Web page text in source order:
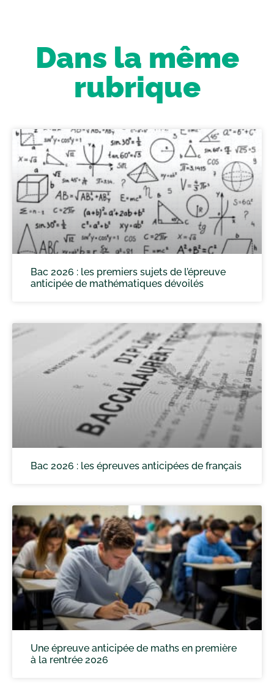
Dans la même
rubrique
Bac 2026 : les premiers sujets de l’épreuve
anticipée de mathématiques dévoilés
Bac 2026 : les épreuves anticipées de français
Une épreuve anticipée de maths en première
à la rentrée 2026